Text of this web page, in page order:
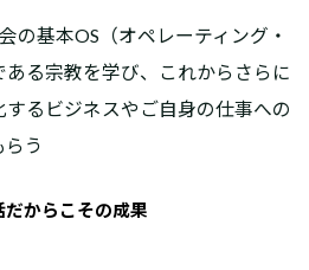
の基本OS（オペレーティング・
ある宗教を学び、これからさらに
するビジネスやご自身の仕事への
う
からこその成果